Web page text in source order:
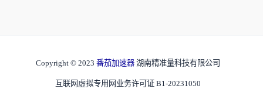
Copyright © 2023 番茄加速器 湖南精准量科技有限公司
互联网虚拟专用网业务许可证 B1-20231050